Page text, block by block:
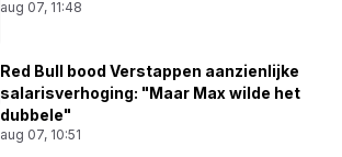
aug 07, 11:48
Red Bull bood Verstappen aanzienlijke
salarisverhoging: "Maar Max wilde het
dubbele"
aug 07, 10:51